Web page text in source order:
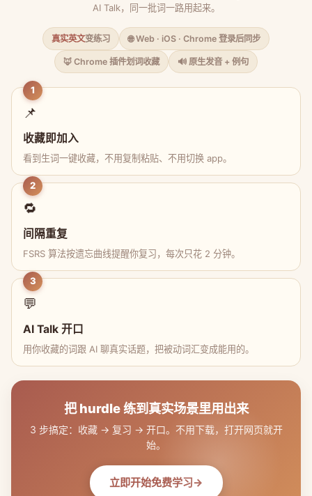
AI Talk，同一批词一路用起来。
真实英文变练习 🌐 Web · iOS · Chrome 登录后同步
🦊 Chrome 插件划词收藏 🔊 原生发音 + 例句
1
📌
收藏即加入
看到生词一键收藏，不用复制粘贴、不用切换 app。
2
🔁
间隔重复
FSRS 算法按遗忘曲线提醒你复习，每次只花 2 分钟。
3
💬
AI Talk 开口
用你收藏的词跟 AI 聊真实话题，把被动词汇变成能用的。
把 hurdle 练到真实场景里用出来
3 步搞定：收藏 → 复习 → 开口。不用下载，打开网页就开
始。
立即开始免费学习